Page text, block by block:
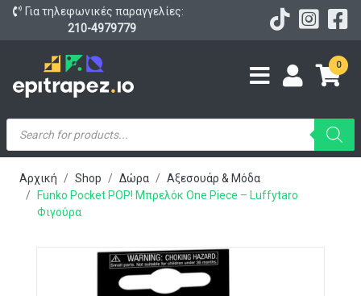
Για τηλεφωνικές παραγγελίες:
210-4979779
0
Products
search
Αρχική Shop Δώρα
Αξεσουάρ & Μόδα
Funko Pocket POP! Μπρελόκ One Piece – Luffytaro
Φιγούρα